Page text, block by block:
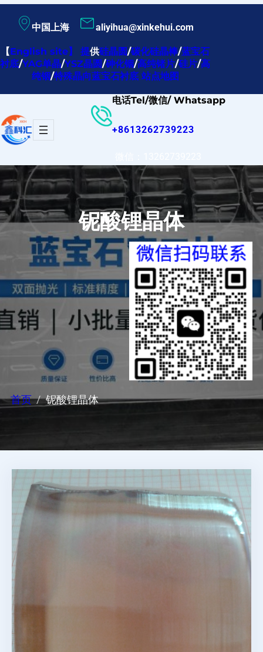
内
容
中国上海 aliyihua@xinkehui.com
【English site】提供硅晶圆/碳化硅晶棒/蓝宝石
衬底/YAG单晶/YSZ晶圆/砷化铟/高纯锗片/硅片/高
纯铟/特殊晶向蓝宝石衬底 站点地图
电话Tel/微信/ Whatsapp
+8613262739223
铌酸锂晶体
首页 铌酸锂晶体